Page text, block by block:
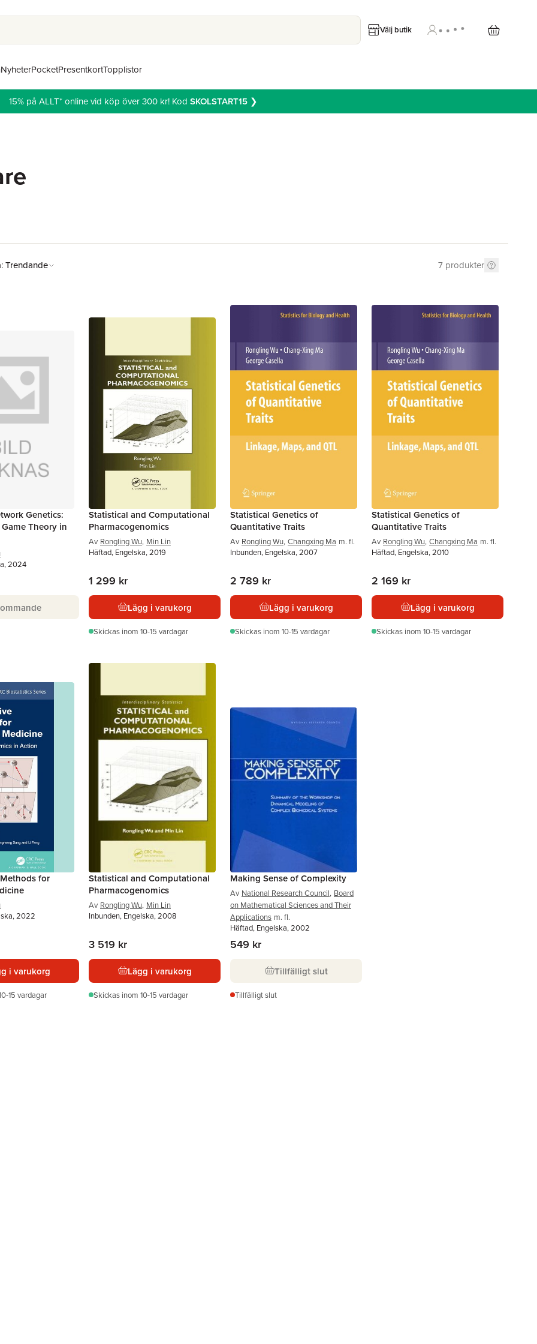
Välj butik
NyheterPocketPresentkortTopplistor
15% på ALLT* online vid köp över 300 kr! Kod SKOLSTART15❯
Trendande 7 produkter
Genetics:
Theory in
2024
Statistical and Computational
Pharmacogenomics
Av Rongling Wu, Min Lin
Häftad, Engelska, 2019
1 299 kr
Lägg i varukorg
Skickas inom 10-15 vardagar
Statistical Genetics of
Quantitative Traits
Av Rongling Wu, Changxing Ma m. fl.
Inbunden, Engelska, 2007
2 789 kr
Lägg i varukorg
Skickas inom 10-15 vardagar
Statistical Genetics of
Quantitative Traits
Av Rongling Wu, Changxing Ma m. fl.
Häftad, Engelska, 2010
2 169 kr
Lägg i varukorg
Skickas inom 10-15 vardagar
for
2022
i varukorg
15 vardagar
Statistical and Computational
Pharmacogenomics
Av Rongling Wu, Min Lin
Inbunden, Engelska, 2008
3 519 kr
Lägg i varukorg
Skickas inom 10-15 vardagar
Making Sense of Complexity
Av National Research Council, Board
on Mathematical Sciences and Their
Applications m. fl.
Häftad, Engelska, 2002
549 kr
Tillfälligt slut
Tillfälligt slut